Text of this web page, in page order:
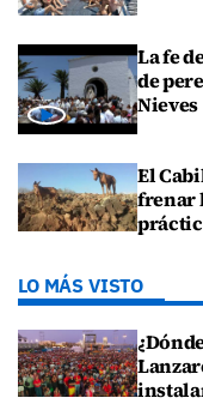
La fe
de
Nieves
El
frenar
LO MÁS VISTO